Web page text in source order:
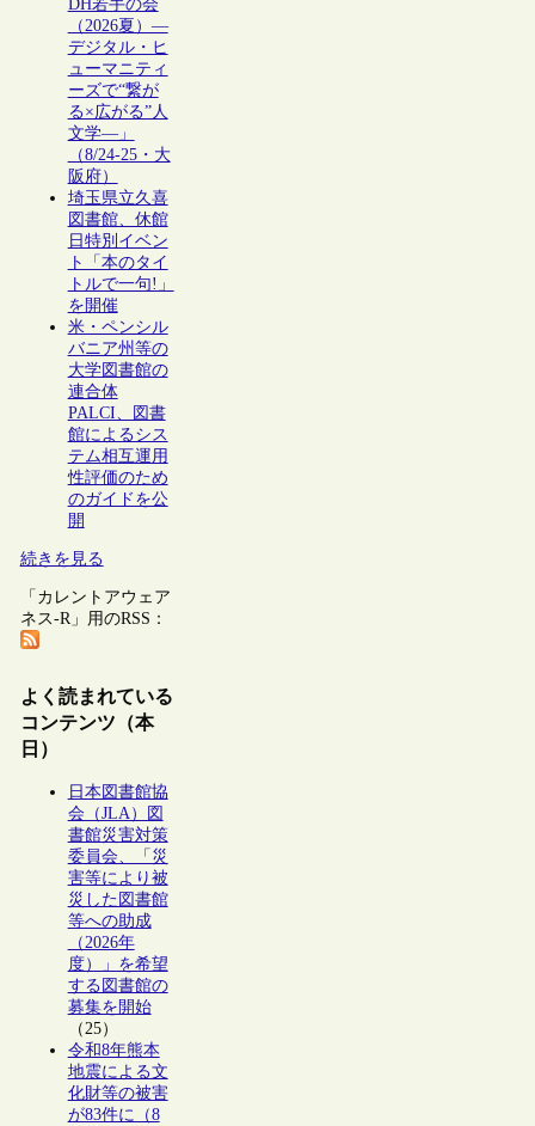
DH若手の会
（2026夏）―
デジタル・ヒ
ューマニティ
ーズで“繋が
る×広がる”人
文学―」
（8/24-25・大
阪府）
埼玉県立久喜
図書館、休館
日特別イベン
ト「本のタイ
トルで一句!」
を開催
米・ペンシル
バニア州等の
大学図書館の
連合体
PALCI、図書
館によるシス
テム相互運用
性評価のため
のガイドを公
開
続きを見る
「カレントアウェア
ネス-R」用のRSS：
よく読まれている
コンテンツ（本
日）
日本図書館協
会（JLA）図
書館災害対策
委員会、「災
害等により被
災した図書館
等への助成
（2026年
度）」を希望
する図書館の
募集を開始
（25）
令和8年熊本
地震による文
化財等の被害
が83件に（8